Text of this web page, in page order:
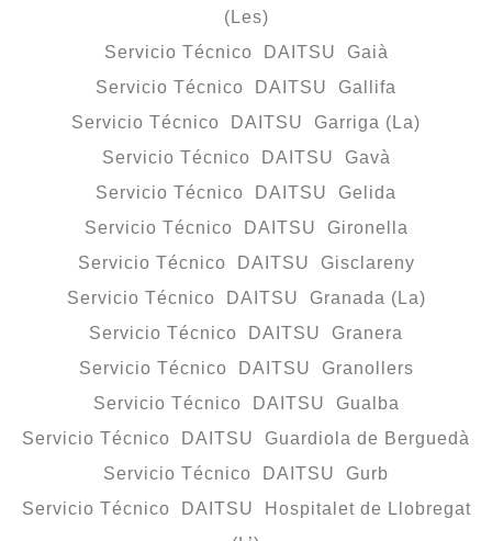
(Les)
Servicio Técnico DAITSU Gaià
Servicio Técnico DAITSU Gallifa
Servicio Técnico DAITSU Garriga (La)
Servicio Técnico DAITSU Gavà
Servicio Técnico DAITSU Gelida
Servicio Técnico DAITSU Gironella
Servicio Técnico DAITSU Gisclareny
Servicio Técnico DAITSU Granada (La)
Servicio Técnico DAITSU Granera
Servicio Técnico DAITSU Granollers
Servicio Técnico DAITSU Gualba
Servicio Técnico DAITSU Guardiola de Berguedà
Servicio Técnico DAITSU Gurb
Servicio Técnico DAITSU Hospitalet de Llobregat